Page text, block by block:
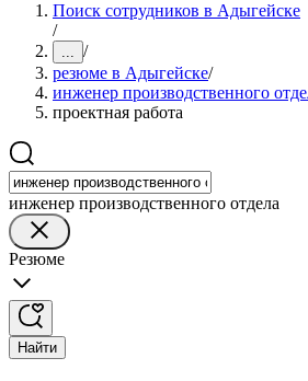
Поиск сотрудников в Адыгейске
/
... /
резюме в Адыгейске/
инженер производственного
проектная работа
инженер производственного отдела
Резюме
Найти